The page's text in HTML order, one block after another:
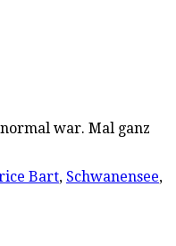
war. Mal ganz
Bart, Schwanensee,